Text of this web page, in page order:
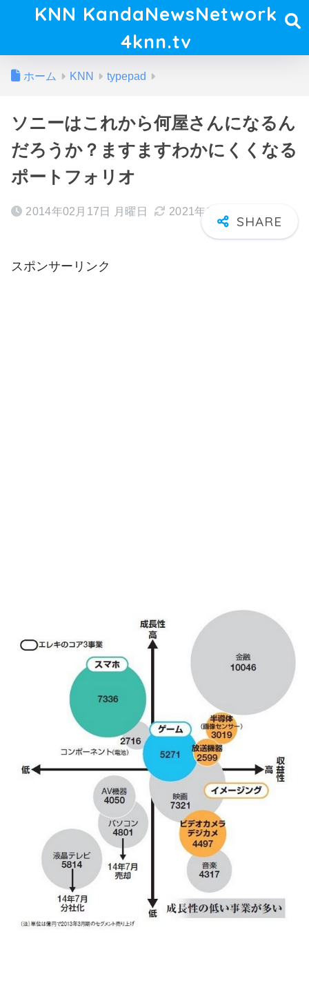
KNN KandaNewsNetwork
4knn.tv
ホーム KNN typepad
ソニーはこれから何屋さんになるん
だろうか？ますますわかにくくなる
ポートフォリオ
2014年02月17日 月曜日 2021年10月30日 土曜日
スポンサーリンク